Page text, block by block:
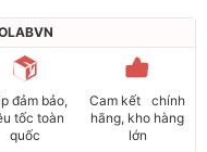
đảm bảo,
tốc toàn
quốc
Cam kết chính
hãng, kho hàng
lớn